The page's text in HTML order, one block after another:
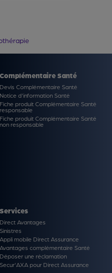
Complémentaire Santé
Devis Complémentaire Santé
Notice d'information Santé
Fiche produit Complémentaire Santé
responsable
Fiche produit Complémentaire Santé
non responsable
Services
Direct Avantages
Sinistres
Appli mobile Direct Assurance
Avantages complémentaire Santé
Déposer une réclamation
Secur'AXA pour Direct Assurance